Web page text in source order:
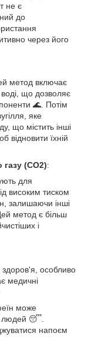
не є
до
через його
метод включає
що дозволяє
🌊. Потім
яке
що містить інші
відновити їхній
(CO2):
для
високим тиском
залишаючи інші
метод є більш
і
особливо
медичні
може
людей 😴.
напоєм